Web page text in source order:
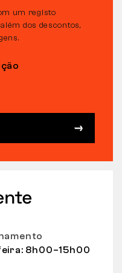
um registo
dos descontos,
8h00–15h00